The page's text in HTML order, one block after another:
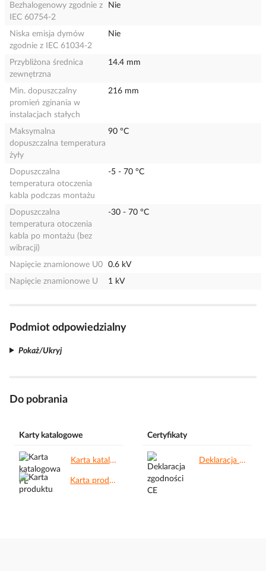
Bezhalogenowy zgodnie z
IEC 60754-2
Nie
Niska emisja dymów
zgodnie z IEC 61034-2
Nie
Przybliżona średnica
zewnętrzna
14.4 mm
Min. dopuszczalny
promień zginania w
instalacjach stałych
216 mm
Maksymalna
dopuszczalna temperatura
żyły
90 °C
Dopuszczalna
temperatura otoczenia
kabla podczas montażu
-5 - 70 °C
Dopuszczalna
temperatura otoczenia
kabla po montażu (bez
wibracji)
-30 - 70 °C
Napięcie znamionowe U0
0.6 kV
Napięcie znamionowe U
1 kV
Podmiot odpowiedzialny
Pokaż/Ukryj
Do pobrania
Karty katalogowe
Karta katalogowa PL.pdf
Karta produktu.pdf
Certyfikaty
Deklaracja zgodności CE.pdf